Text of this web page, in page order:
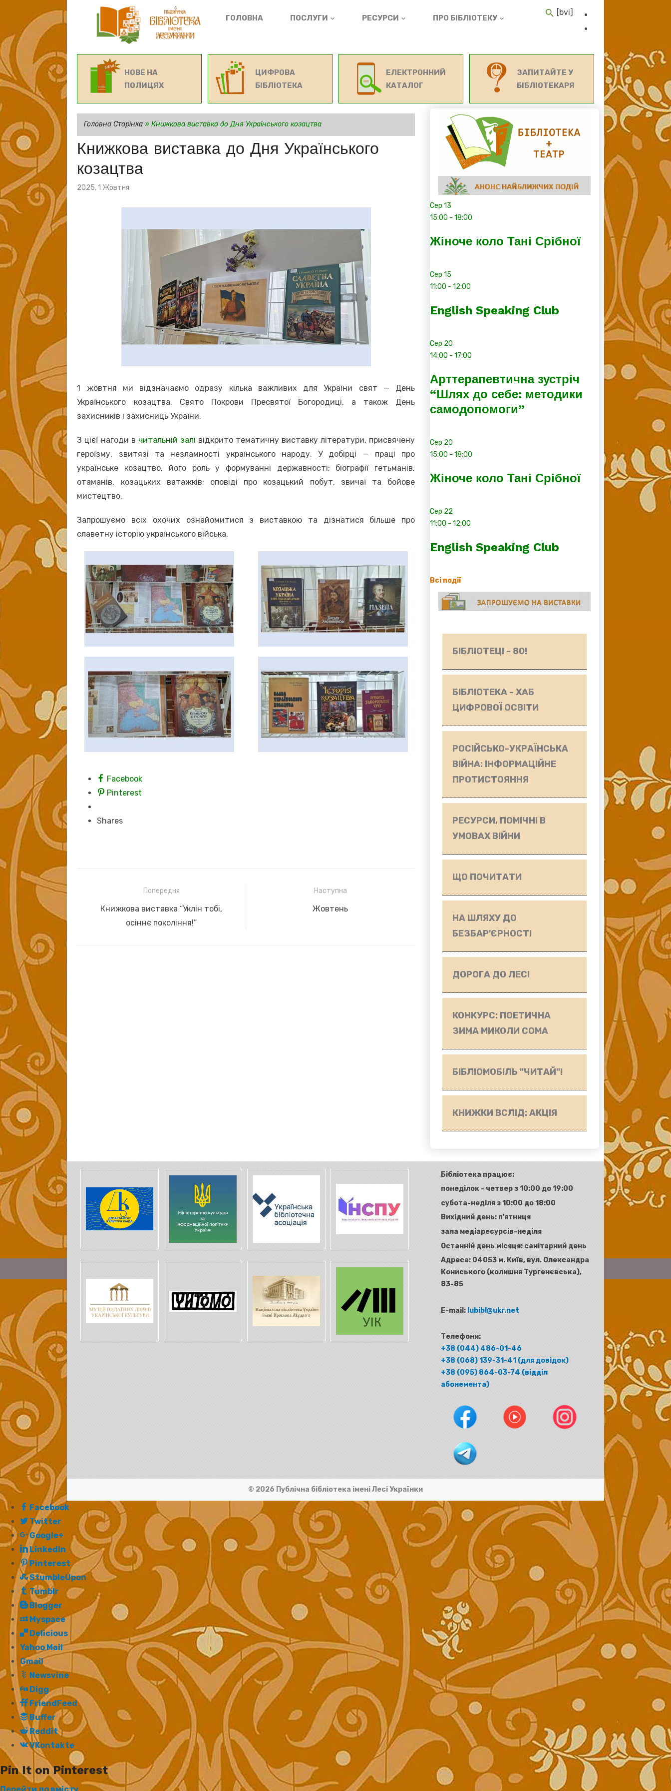
ГОЛОВНА ПОСЛУГИ РЕСУРСИ ПРО БІБЛІОТЕКУ
[bvi]
НОВЕ НА
ПОЛИЦЯХ
ЦИФРОВА
БІБЛІОТЕКА
ЕЛЕКТРОННИЙ
КАТАЛОГ
ЗАПИТАЙТЕ У
БІБЛІОТЕКАРЯ
Головна Сторінка» Книжкова виставка до Дня Українського козацтва
Книжкова виставка до Дня Українського
козацтва
Posted
2025, 1 Жовтня
1 жовтня ми відзначаємо одразу кілька важливих для України свят — День
Українського козацтва, Свято Покрови Пресвятої Богородиці, а також День
захисників і захисниць України.
З цієї нагоди в читальній залі відкрито тематичну виставку літератури, присвячену
героїзму, звитязі та незламності українського народу. У добірці — праці про
українське козацтво, його роль у формуванні державності; біографії гетьманів,
отаманів, козацьких ватажків; оповіді про козацький побут, звичаї та бойове
мистецтво.
Запрошуємо всіх охочих ознайомитися з виставкою та дізнатися більше про
славетну історію українського війська.
Facebook
Pinterest
Shares
записів
Попередня
Previous
Книжкова виставка “Уклін тобі,
осіннє покоління!”
Наступна
Next
Жовтень
Сер13
15:00 -18:00
Жіноче коло Тані Срібної
Сер15
11:00 -12:00
English Speaking Club
Сер 20
14:00 -17:00
Арттерапевтична зустріч
“Шлях до себе: методики
самодопомоги”
Сер 20
15:00 -18:00
Жіноче коло Тані Срібної
Сер 22
11:00 -12:00
English Speaking Club
Всі події
БІБЛІОТЕЦІ - 80!
БІБЛІОТЕКА - ХАБ
ЦИФРОВОЇ ОСВІТИ
РОСІЙСЬКО-УКРАЇНСЬКА
ВІЙНА: ІНФОРМАЦІЙНЕ
ПРОТИСТОЯННЯ
РЕСУРСИ, ПОМІЧНІ В
УМОВАХ ВІЙНИ
ЩО ПОЧИТАТИ
НА ШЛЯХУ ДО
БЕЗБАР'ЄРНОСТІ
ДОРОГА ДО ЛЕСІ
КОНКУРС: ПОЕТИЧНА
ЗИМА МИКОЛИ СОМА
БІБЛІОМОБІЛЬ "ЧИТАЙ"!
КНИЖКИ ВСЛІД: АКЦІЯ
Бібліотека працює:
понеділок - четвер з 10:00 до 19:00
субота-неділя з 10:00 до 18:00
Вихідний день: п'ятниця
зала медіаресурсів-неділя
Останній день місяця: санітарний день
Адреса:04053 м. Київ, вул. Олександра
Кониського (колишня Тургенєвська),
83-85
E-mail: lubibl@ukr.net
Телефони:
+38 (044) 486-01-46
+38 (068) 139-31-41 (для довідок)
+38 (095) 864-03-74 (відділ
абонемента)
© 2026 Публічна бібліотека імені Лесі Українки
Facebook
Twitter
Google+
LinkedIn
Pinterest
StumbleUpon
Tumblr
Blogger
Myspace
Delicious
Yahoo Mail
Gmail
Newsvine
Digg
FriendFeed
Buffer
Reddit
VKontakte
Pin It on Pinterest
Перейти до вмісту